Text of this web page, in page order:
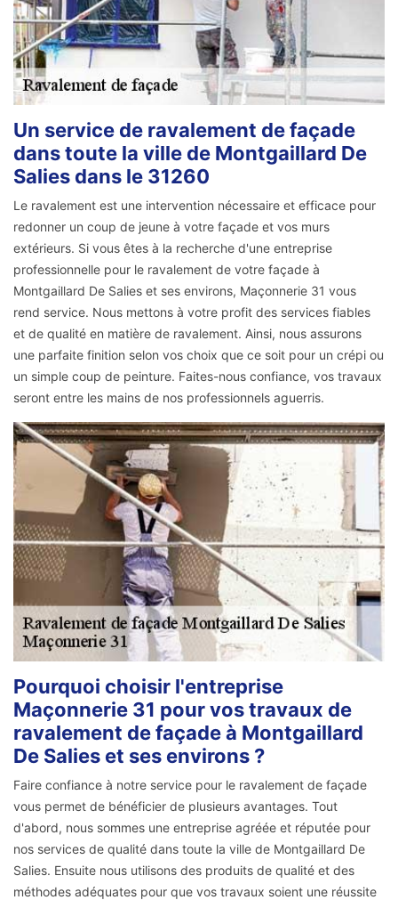
Un service de ravalement de façade
dans toute la ville de Montgaillard De
Salies dans le 31260
Le ravalement est une intervention nécessaire et efficace pour
redonner un coup de jeune à votre façade et vos murs
extérieurs. Si vous êtes à la recherche d'une entreprise
professionnelle pour le ravalement de votre façade à
Montgaillard De Salies et ses environs, Maçonnerie 31 vous
rend service. Nous mettons à votre profit des services fiables
et de qualité en matière de ravalement. Ainsi, nous assurons
une parfaite finition selon vos choix que ce soit pour un crépi ou
un simple coup de peinture. Faites-nous confiance, vos travaux
seront entre les mains de nos professionnels aguerris.
Pourquoi choisir l'entreprise
Maçonnerie 31 pour vos travaux de
ravalement de façade à Montgaillard
De Salies et ses environs ?
Faire confiance à notre service pour le ravalement de façade
vous permet de bénéficier de plusieurs avantages. Tout
d'abord, nous sommes une entreprise agréée et réputée pour
nos services de qualité dans toute la ville de Montgaillard De
Salies. Ensuite nous utilisons des produits de qualité et des
méthodes adéquates pour que vos travaux soient une réussite